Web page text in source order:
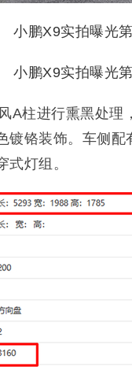
A柱进行熏黑处理
镀铬装饰。车侧
式灯组。